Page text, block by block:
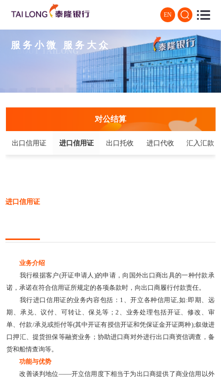
EN
服务小微 服务大众
ABOUT TAILONG
对公结算
出口信用证 进口信用证 出口托收 进口代收 汇入汇款
进口信用证
业务介绍
我行根据客户(开证申请人)的申请，向国外出口商出具的一种付款承
诺，承诺在符合信用证所规定的各项条款时，向出口商履行付款责任。
我行进口信用证的业务内容包括：1、开立各种信用证,如:即期、远
期、承兑、议付、可转让、保兑等；2、业务处理包括开证、修改、审
单、付款/承兑或拒付等(其中开证有授信开证和凭保证金开证两种);叙做进
口押汇、提货担保等融资业务；协助进口商对外进行出口商资信调查，备
货和船情查询等。
功能与优势
改善谈判地位——开立信用度下相当于为出口商提供了商业信用以外